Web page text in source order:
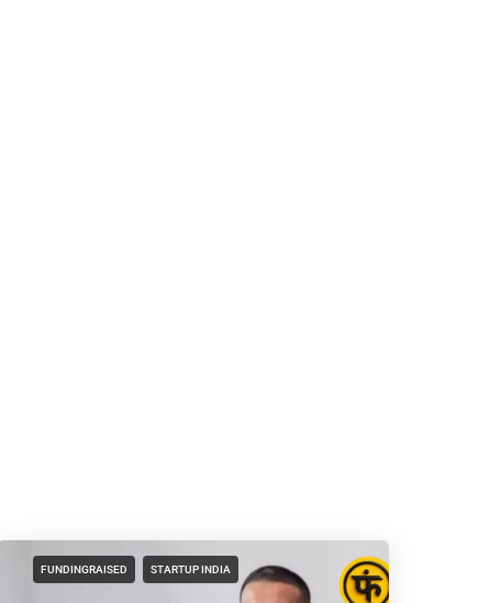
FUNDINGRAISED STARTUP INDIA